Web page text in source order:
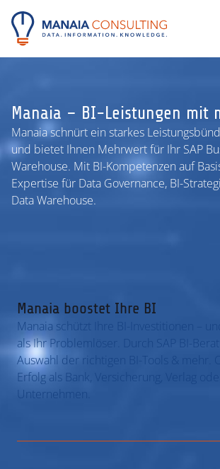
Manaia – BI-Leistungen mit
Manaia schnürt ein starkes
und bietet Ihnen Mehrwert für Ihr SAP
Warehouse. Mit BI-Kompetenzen auf
Expertise für Data Governance, BI-
Data Warehouse.
Manaia boostet Ihre BI
Manaia schützt Ihre BI-Investitionen –
als Ihr Problemlöser. Durch SAP BI-
Auswahl der richtigen BI-Tools & mehr.
Erfolg als Bank, Versicherung, Verlag
Unternehmen.